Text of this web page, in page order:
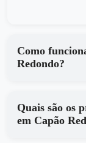
Como funciona o
Redondo?
Quais são os
em Capão